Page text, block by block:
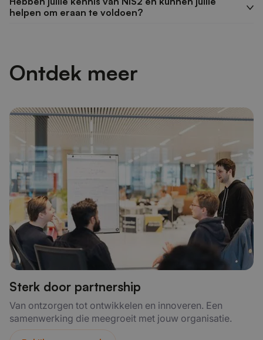
helpen om eraan te voldoen?
Ontdek meer
Sterk door partnership
Van ontzorgen tot ontwikkelen en innoveren. Een
samenwerking die meegroeit met jouw organisatie.